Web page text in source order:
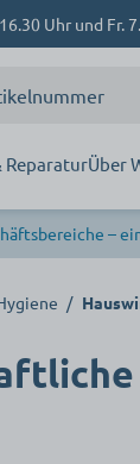
Uhr und Fr.
ReparaturÜber
–
/